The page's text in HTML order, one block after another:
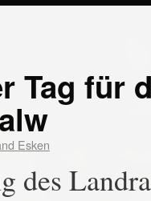
Tag für
Esken
des